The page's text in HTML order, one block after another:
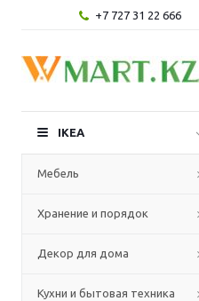
+7 727 31 22 666
IKEA
Мебель
Хранение и порядок
Декор для дома
Кухни и бытовая техника